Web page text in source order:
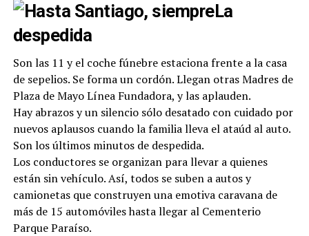
La
despedida
Son las 11 y el coche fúnebre estaciona frente a la casa
de sepelios. Se forma un cordón. Llegan otras Madres de
Plaza de Mayo Línea Fundadora, y las aplauden.
Hay abrazos y un silencio sólo desatado con cuidado por
nuevos aplausos cuando la familia lleva el ataúd al auto.
Son los últimos minutos de despedida.
Los conductores se organizan para llevar a quienes
están sin vehículo. Así, todos se suben a autos y
camionetas que construyen una emotiva caravana de
más de 15 automóviles hasta llegar al Cementerio
Parque Paraíso.